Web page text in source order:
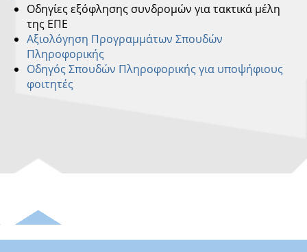
Οδηγίες εξόφλησης συνδρομών για τακτικά μέλη
της ΕΠΕ
Αξιολόγηση Προγραμμάτων Σπουδών
Πληροφορικής
Οδηγός Σπουδών Πληροφορικής για υποψήφιους
φοιτητές